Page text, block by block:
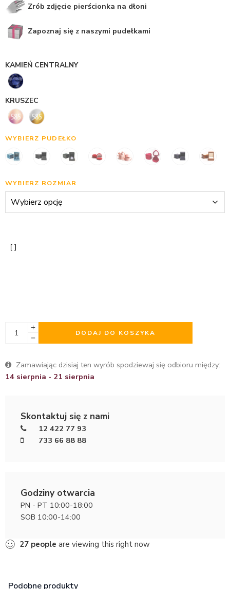
Zrób zdjęcie pierścionka na dłoni
Zapoznaj się z naszymi pudełkami
KAMIEŃ CENTRALNY
KRUSZEC
WYBIERZ PUDEŁKO
WYBIERZ ROZMIAR
DODAJ DO KOSZYKA
Zamawiając dzisiaj ten wyrób spodziewaj się odbioru między:
14 sierpnia - 21 sierpnia
Skontaktuj się z nami
12 422 77 93
733 66 88 88
Godziny otwarcia
PN - PT 10:00-18:00
SOB 10:00-14:00
27 people are viewing this right now
Podobne produkty